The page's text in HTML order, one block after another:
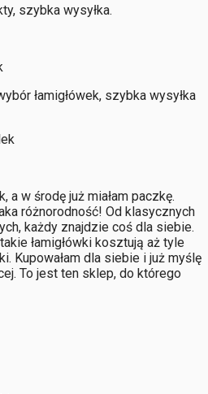
szybka wysyłka.
łamigłówek, szybka wysyłka
a w środę już miałam paczkę.
różnorodność! Od klasycznych
każdy znajdzie coś dla siebie.
łamigłówki kosztują aż tyle
Kupowałam dla siebie i już myślę
To jest ten sklep, do którego